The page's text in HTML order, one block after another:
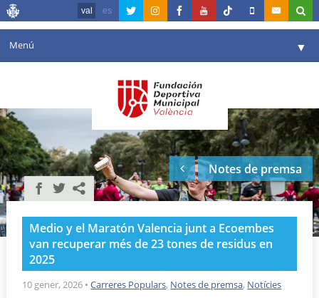
val es
Menú ▼
Agenda
Instal·lacions ▼
Comunicació ▼
València en esport
Portal de Transparència
Reserves
Notes de premsa
Medio y el Maratón Valencia junt a Ecoembes
van recuperar més de 23 tones de residus en
2025
10 gener, 2026 •Carreres Populars, Notes de premsa, Notícies